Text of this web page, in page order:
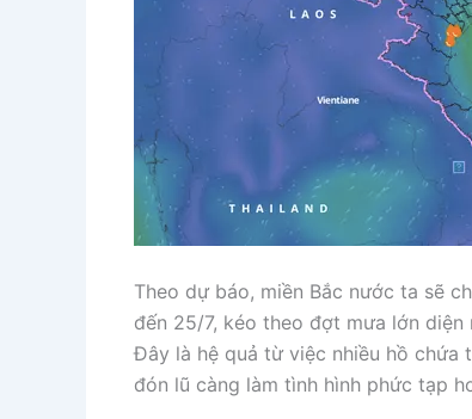
Theo dự báo, miền Bắc nước ta sẽ
đến 25/7, kéo theo đợt mưa lớn
Đây là hệ quả từ việc nhiều hồ chứa
đón lũ càng làm tình hình phức tạp